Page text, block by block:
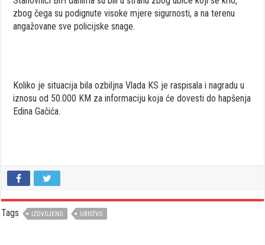
zbog čega su podignute visoke mjere sigurnosti, a na terenu
angažovane sve policijske snage.
Koliko je situacija bila ozbiljna Vlada KS je raspisala i nagradu u
iznosu od 50.000 KM za informaciju koja će dovesti do hapšenja
Edina Gačića.
Tags IZDVOJENO UBISTVO